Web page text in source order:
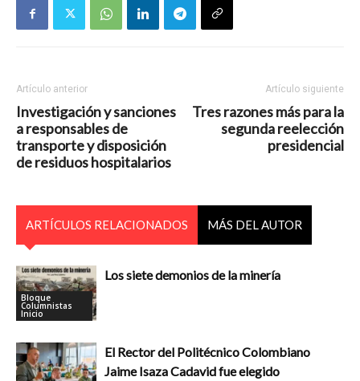
Artículo anterior
Investigación y sanciones
a responsables de
transporte y disposición
de residuos hospitalarios
Artículo siguiente
Tres razones más para la
segunda reelección
presidencial
ARTÍCULOS RELACIONADOS MÁS DEL AUTOR
Bloque
Columnistas
Inicio
Los siete demonios de la minería
El Rector del Politécnico Colombiano
Jaime Isaza Cadavid fue elegido